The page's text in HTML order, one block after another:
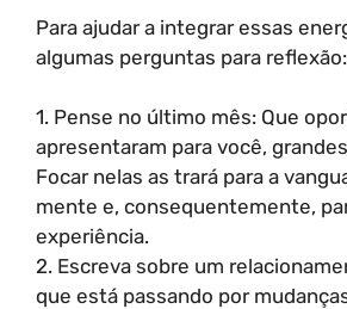
Para ajudar a integrar essas
algumas perguntas para reflexão:
1. Pense no último mês: Que
apresentaram para você,
Focar nelas as trará para a
mente e, consequentemente,
experiência.
2. Escreva sobre um
que está passando por